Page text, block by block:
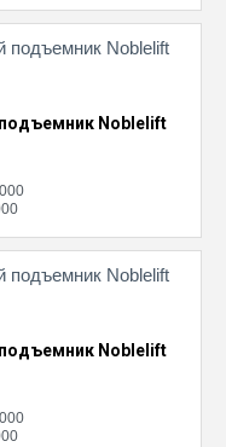
Noblelift
Noblelift